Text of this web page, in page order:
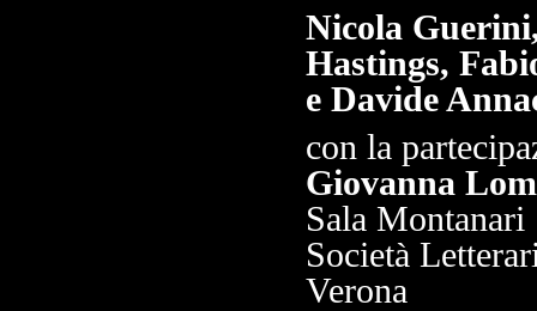
Nicola
Hastings,
e Davide
con la
Giovanna
Sala Montanari
Società
Verona